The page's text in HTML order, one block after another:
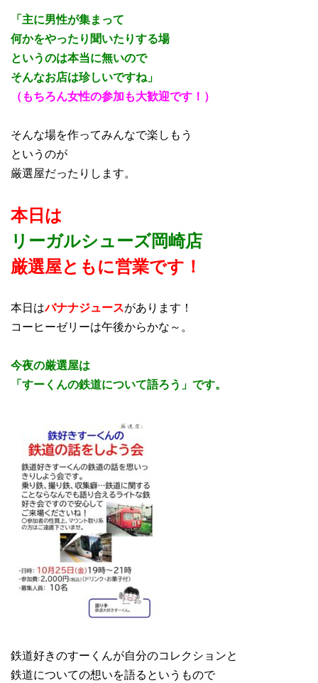
「主に男性が集まって
何かをやったり聞いたりする場
というのは本当に無いので
そんなお店は珍しいですね」
（もちろん女性の参加も大歓迎です！）
そんな場を作ってみんなで楽しもう
というのが
厳選屋だったりします。
本日は
リーガルシューズ岡崎店
厳選屋ともに営業です！
本日はバナナジュースがあります！
コーヒーゼリーは午後からかな～。
今夜の厳選屋は
「すーくんの鉄道について語ろう」です。
鉄道好きのすーくんが自分のコレクションと
鉄道についての想いを語るというもので